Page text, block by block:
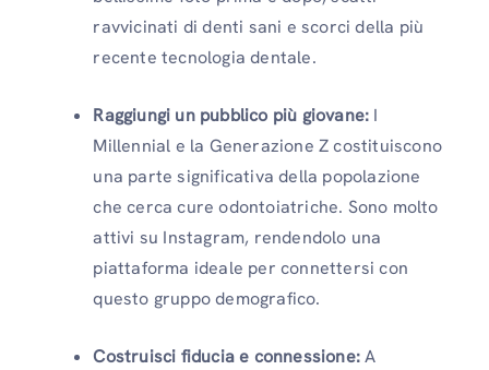
ravvicinati di denti sani e scorci della più
recente tecnologia dentale.
Raggiungi un pubblico più giovane: I
Millennial e la Generazione Z costituiscono
una parte significativa della popolazione
che cerca cure odontoiatriche. Sono molto
attivi su Instagram, rendendolo una
piattaforma ideale per connettersi con
questo gruppo demografico.
Costruisci fiducia e connessione:A